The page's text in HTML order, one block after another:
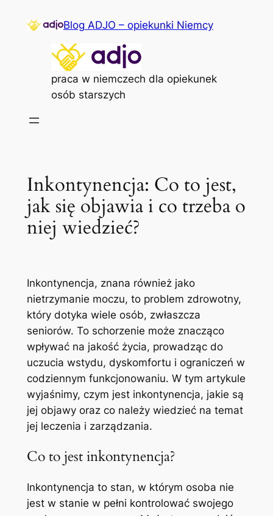
Blog ADJO – opiekunki Niemcy
praca w niemczech dla opiekunek
osób starszych
Inkontynencja: Co to jest,
jak się objawia i co trzeba o
niej wiedzieć?
Inkontynencja, znana również jako
nietrzymanie moczu, to problem zdrowotny,
który dotyka wiele osób, zwłaszcza
seniorów. To schorzenie może znacząco
wpływać na jakość życia, prowadząc do
uczucia wstydu, dyskomfortu i ograniczeń w
codziennym funkcjonowaniu. W tym artykule
wyjaśnimy, czym jest inkontynencja, jakie są
jej objawy oraz co należy wiedzieć na temat
jej leczenia i zarządzania.
Co to jest inkontynencja?
Inkontynencja to stan, w którym osoba nie
jest w stanie w pełni kontrolować swojego